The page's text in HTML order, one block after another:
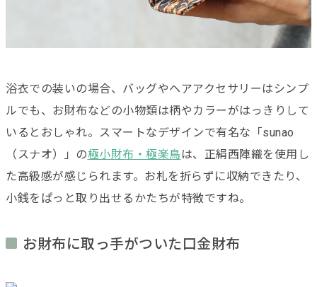
浴衣での装いの場合、バッグやヘアアクセサリーはシンプ
ルでも、お財布などの小物類は柄やカラーがはっきりして
いるとおしゃれ。スマートなデザインで有名な「sunao
（スナオ）」の極小財布・極楽鳥は、正絹西陣織を使用し
た高級感が感じられます。お札を折らずに収納できたり、
小銭をぱっと取り出せるかたちが特徴ですね。
お財布に取っ手がついた口金財布